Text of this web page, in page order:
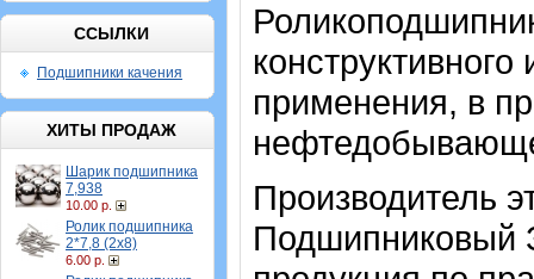
ССЫЛКИ
Подшипники качения
ХИТЫ ПРОДАЖ
Шарик подшипника
7,938
10.00 р.
Ролик подшипника
2*7,8 (2х8)
6.00 р.
применения, в
Производитель
Подшипниковый